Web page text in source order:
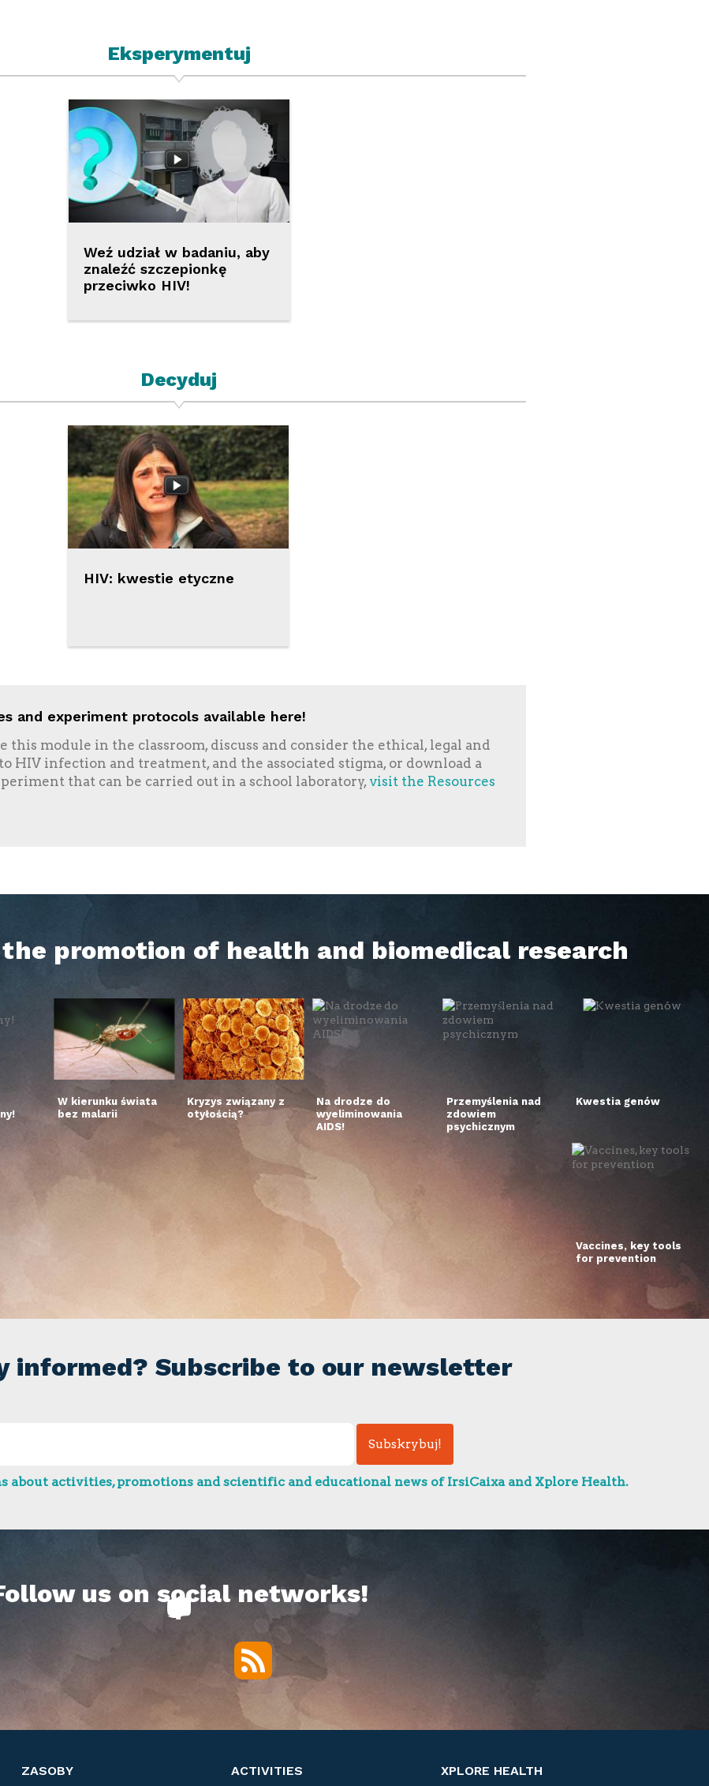
Eksperymentuj
Weź udział w badaniu, aby
znaleźć szczepionkę
przeciwko HIV!
Decyduj
HIV: kwestie etyczne
and experiment protocols available here!
this module in the classroom, discuss and consider the ethical, legal and
HIV infection and treatment, and the associated stigma, or download a
that can be carried out in a school laboratory,visit the Resources
promotion of health and biomedical research
W kierunku świata
bez malarii
Kryzys związany z
otyłością?
Na drodze do
wyeliminowania
AIDS!
Przemyślenia nad
zdowiem
psychicznym
Kwestia genów
Vaccines, key tools
for prevention
informed? Subscribe to our newsletter
about activities, promotions and scientific and educational news of IrsiCaixa and Xplore Health.
us on social networks!
RSS
ZASOBY ACTIVITIES XPLORE HEALTH